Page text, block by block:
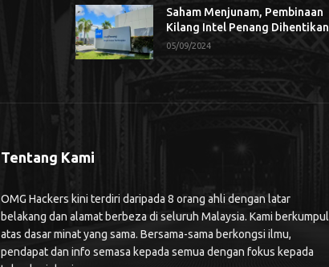
Saham Menjunam, Pembinaan
Kilang Intel Penang Dihentikan
05/09/2024
Tentang Kami
OMG Hackers kini terdiri daripada 8 orang ahli dengan latar
belakang dan alamat berbeza di seluruh Malaysia. Kami berkumpul
atas dasar minat yang sama. Bersama-sama berkongsi ilmu,
pendapat dan info semasa kepada semua dengan fokus kepada